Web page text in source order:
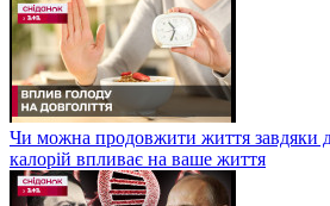
Чи можна продовжити життя завдяки
калорій впливає на ваше життя